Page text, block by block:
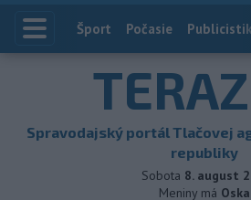
Index
Šport Počasie
TERAZ
Spravodajský portál Tlačovej
republiky
Sobota 8. august
Meniny má